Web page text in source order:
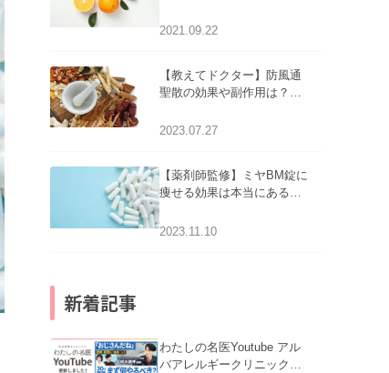
2021.09.22
【教えてドクター】防風通
聖散の効果や副作用は？長
2023.07.27
【薬剤師監修】ミヤBM錠に
痩せる効果は本当にある
2023.11.10
新着記事
わたしの名医Youtube アル
バアレルギークリニック札